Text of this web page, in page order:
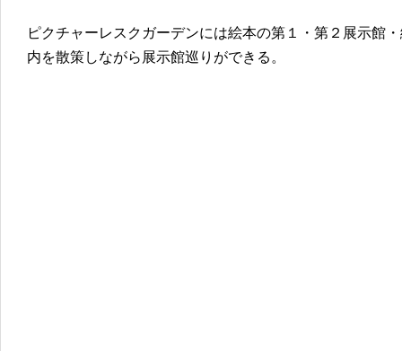
ピクチャーレスクガーデンには絵本の第１・第２展示館
内を散策しながら展示館巡りができる。